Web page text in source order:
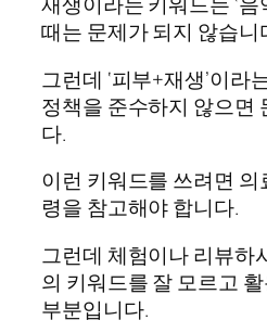
때는 문제가 되지 않습니
그런데 ‘피부+재생’이라
정책을 준수하지 않으면
다.
이런 키워드를 쓰려면 의
령을 참고해야 합니다.
그런데 체험이나 리뷰하
의 키워드를 잘 모르고
부분입니다.